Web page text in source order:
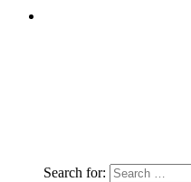
Search for: